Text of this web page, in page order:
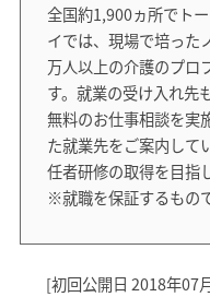
全国約1,900ヵ所でト
イでは、現場で培った
万人以上の介護のプロ
す。就業の受け入れ先
無料のお仕事相談を実
た就業先をご案内して
任者研修の取得を目指
※就職を保証するもの
[初回公開日 2018年07